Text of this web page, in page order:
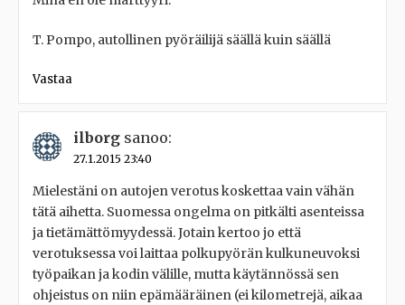
T. Pompo, autollinen pyöräilijä säällä kuin säällä
Vastaa
ilborg sanoo:
27.1.2015 23:40
Mielestäni on autojen verotus koskettaa vain vähän
tätä aihetta. Suomessa ongelma on pitkälti asenteissa
ja tietämättömyydessä. Jotain kertoo jo että
verotuksessa voi laittaa polkupyörän kulkuneuvoksi
työpaikan ja kodin välille, mutta käytännössä sen
ohjeistus on niin epämääräinen (ei kilometrejä, aikaa